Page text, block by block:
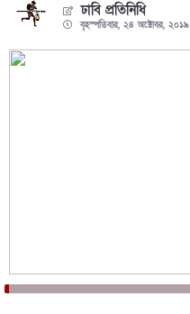
ঢাবি প্রতিনিধি
বৃহস্পতিবার, ২৪ অক্টোবর, ২০১৯